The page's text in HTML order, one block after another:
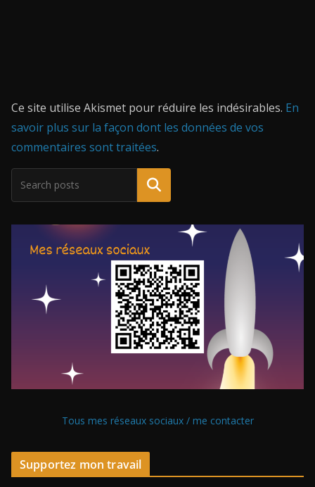
Ce site utilise Akismet pour réduire les indésirables. En
savoir plus sur la façon dont les données de vos
commentaires sont traitées.
Tous mes réseaux sociaux / me contacter
Supportez mon travail